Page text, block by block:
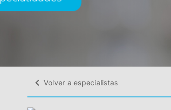
Volver a especialistas